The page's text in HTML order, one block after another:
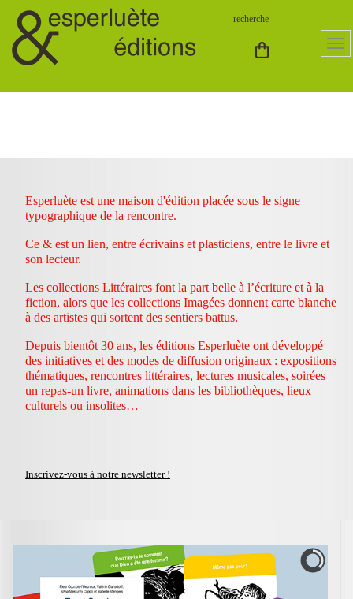
Esperluète est une maison d'édition placée sous le signe
typographique de la rencontre.
Ce & est un lien, entre écrivains et plasticiens, entre le livre et
son lecteur.
Les collections Littéraires font la part belle à l’écriture et à la
fiction, alors que les collections Imagées donnent carte blanche
à des artistes qui sortent des sentiers battus.
Depuis bientôt 30 ans, les éditions Esperluète ont développé
des initiatives et des modes de diffusion originaux : expositions
thématiques, rencontres littéraires, lectures musicales, soirées
un repas-un livre, animations dans les bibliothèques, lieux
culturels ou insolites…
Inscrivez-vous à notre newsletter !